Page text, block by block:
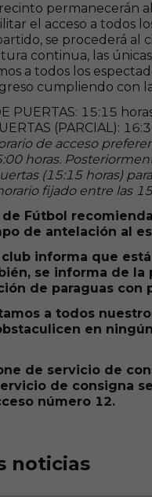
permanecerán
el acceso a todos
se procederá al
continua, las
a todos los
cumpliendo con
PUERTAS: 15:15
(PARCIAL):
de acceso
horas.
(15:15 horas)
fijado entre las
de Fútbol
de antelación al
informa que
se informa de
de paraguas con
a todos
en
de servicio de
de consigna
número 12.
noticias